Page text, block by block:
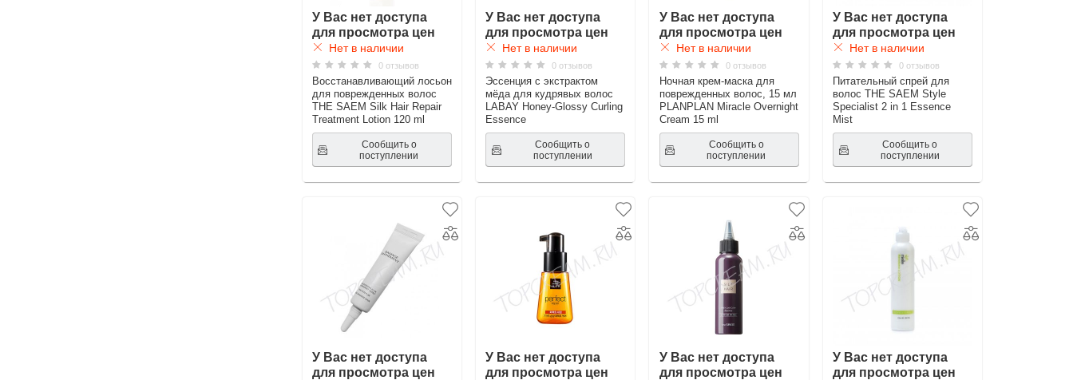
У Вас нет доступа
для просмотра цен
Нет в наличии
0 отзывов
Восстанавливающий лосьон
для поврежденных волос
THE SAEM Silk Hair Repair
Treatment Lotion 120 ml
Сообщить о
поступлении
У Вас нет доступа
для просмотра цен
Нет в наличии
0 отзывов
Эссенция с экстрактом
мёда для кудрявых волос
LABAY Honey-Glossy Curling
Essence
Сообщить о
поступлении
У Вас нет доступа
для просмотра цен
Нет в наличии
0 отзывов
Ночная крем-маска для
поврежденных волос, 15 мл
PLANPLAN Miracle Overnight
Cream 15 ml
Сообщить о
поступлении
У Вас нет доступа
для просмотра цен
Нет в наличии
0 отзывов
Питательный спрей для
волос THE SAEM Style
Specialist 2 in 1 Essence
Mist
Сообщить о
поступлении
У Вас нет доступа
для просмотра цен
У Вас нет доступа
для просмотра цен
У Вас нет доступа
для просмотра цен
У Вас нет доступа
для просмотра цен